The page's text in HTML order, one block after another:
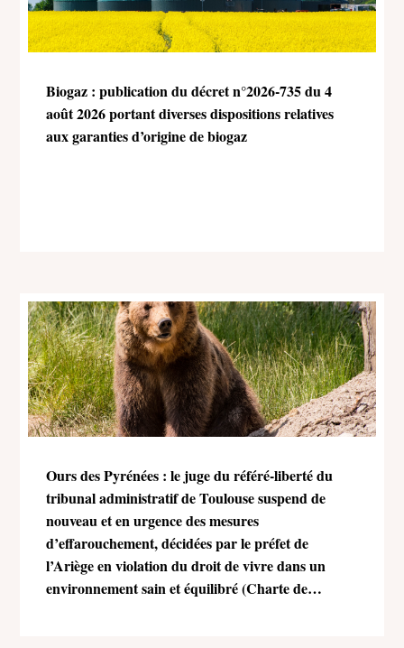
Biogaz : publication du décret n°2026-735 du 4
août 2026 portant diverses dispositions relatives
aux garanties d’origine de biogaz
Ours des Pyrénées : le juge du référé-liberté du
tribunal administratif de Toulouse suspend de
nouveau et en urgence des mesures
d’effarouchement, décidées par le préfet de
l’Ariège en violation du droit de vivre dans un
environnement sain et équilibré (Charte de